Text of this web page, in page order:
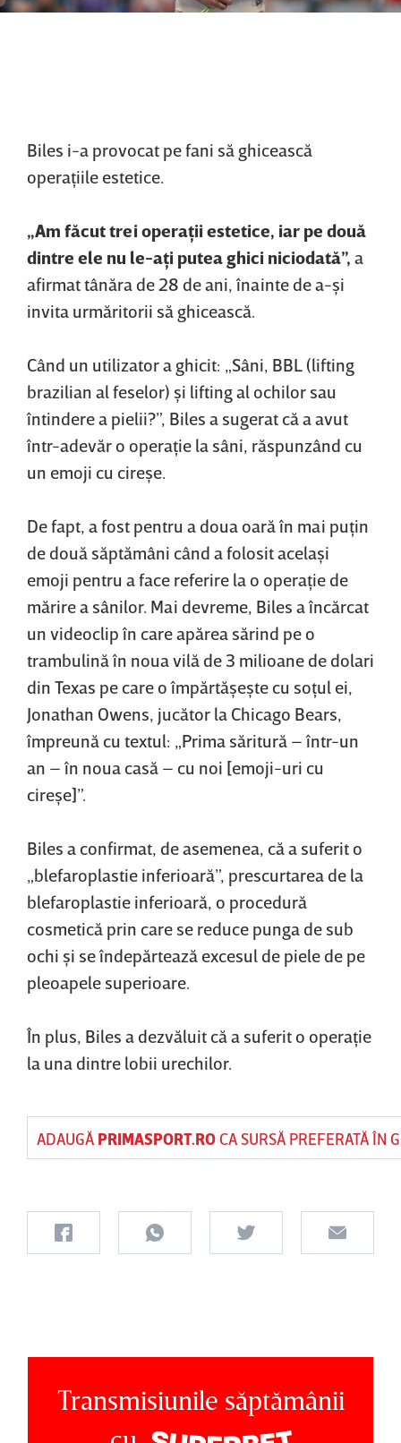
Biles i-a provocat pe fani să ghicească
operaţiile estetice.
„Am făcut trei operaţii estetice, iar pe două
dintre ele nu le-aţi putea ghici niciodată”, a
afirmat tânăra de 28 de ani, înainte de a-şi
invita urmăritorii să ghicească.
Când un utilizator a ghicit: „Sâni, BBL (lifting
brazilian al feselor) şi lifting al ochilor sau
întindere a pielii?”, Biles a sugerat că a avut
într-adevăr o operaţie la sâni, răspunzând cu
un emoji cu cireşe.
De fapt, a fost pentru a doua oară în mai puţin
de două săptămâni când a folosit acelaşi
emoji pentru a face referire la o operaţie de
mărire a sânilor. Mai devreme, Biles a încărcat
un videoclip în care apărea sărind pe o
trambulină în noua vilă de 3 milioane de dolari
din Texas pe care o împărtăşeşte cu soţul ei,
Jonathan Owens, jucător la Chicago Bears,
împreună cu textul: „Prima săritură – într-un
an – în noua casă – cu noi [emoji-uri cu
cireşe]”.
Biles a confirmat, de asemenea, că a suferit o
„blefaroplastie inferioară”, prescurtarea de la
blefaroplastie inferioară, o procedură
cosmetică prin care se reduce punga de sub
ochi şi se îndepărtează excesul de piele de pe
pleoapele superioare.
În plus, Biles a dezvăluit că a suferit o operaţie
la una dintre lobii urechilor.
ADAUGĂ PRIMASPORT.ROCA SURSĂ PREFERATĂ ÎN
Transmisiunile săptămânii